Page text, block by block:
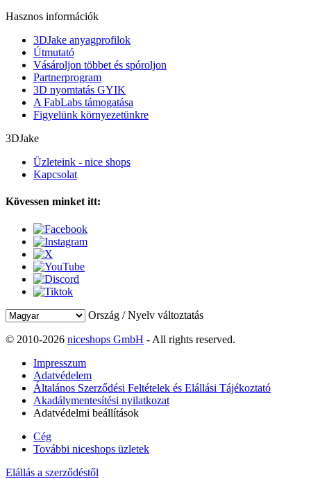
Hasznos információk
3DJake anyagprofilok
Útmutató
Vásároljon többet és spóroljon
Partnerprogram
3D nyomtatás GYIK
A FabLabs támogatása
Figyelünk környezetünkre
3DJake
Üzleteink - nice shops
Kapcsolat
Kövessen minket itt:
Ország / Nyelv változtatás
© 2010-2026 niceshops GmbH - All rights reserved.
Impresszum
Adatvédelem
Általános Szerződési Feltételek és Elállási Tájékoztató
Akadálymentesítési nyilatkozat
Adatvédelmi beállítások
Cég
További niceshops üzletek
Elállás a szerződéstől